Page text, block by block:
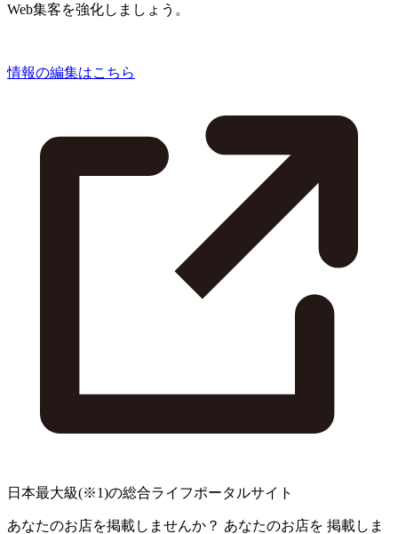
Web集客を強化しましょう。
情報の編集はこちら
日本最大級(※1)の総合ライフポータルサイト
あなたのお店を掲載しませんか？ あなたのお店を 掲載しま